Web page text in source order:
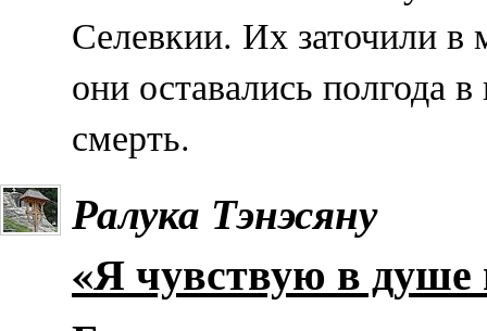
Селевкии. Их заточили
они оставались полгода
смерть.
Ралука Тэнэсяну
«Я чувствую в душе